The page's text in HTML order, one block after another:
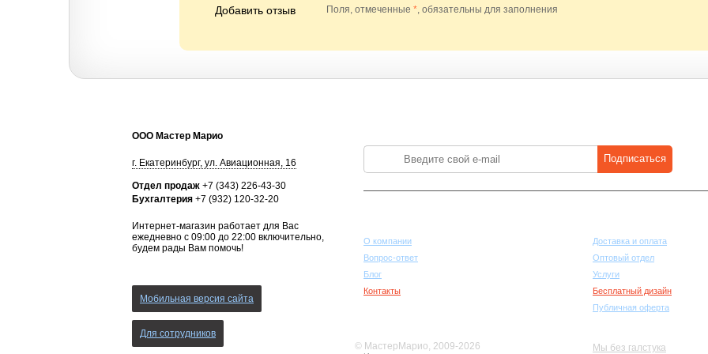
Добавить отзыв Поля, отмеченные *, обязательны для заполнения
ООО Мастер Марио
г. Екатеринбург, ул. Авиационная, 16
Отдел продаж +7 (343) 226-43-30
Бухгалтерия +7 (932) 120-32-20
Интернет-магазин работает для Вас
ежедневно с 09:00 до 22:00 включительно,
будем рады Вам помочь!
Мобильная версия сайта
Для сотрудников
Подписаться
О компании
Вопрос-ответ
Блог
Контакты
Доставка и оплата
Оптовый отдел
Услуги
Бесплатный дизайн
Публичная оферта
© МастерМарио, 2009-2026 Мы без галстука